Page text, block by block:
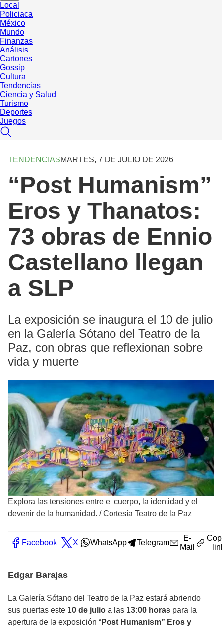
Local
Policiaca
México
Mundo
Finanzas
Análisis
Cartones
Gossip
Cultura
Tendencias
Ciencia y Salud
Turismo
Deportes
Juegos
TENDENCIASMARTES, 7 DE JULIO DE 2026
“Post Humanism”
Eros y Thanatos:
73 obras de Ennio
Castellano llegan
a SLP
La exposición se inaugura el 10 de julio
en la Galería Sótano del Teatro de la
Paz, con obras que reflexionan sobre
vida y muerte
Explora las tensiones entre el cuerpo, la identidad y el
devenir de la humanidad. /Cortesía Teatro de la Paz
Facebook X WhatsApp Telegram
E-
Mail
Edgar Barajas
La Galería Sótano del Teatro de la Paz estará abriendo
sus puertas este 10 de julio a las 13:00 horas para la
apertura de la exposición “Post Humanism” Eros y